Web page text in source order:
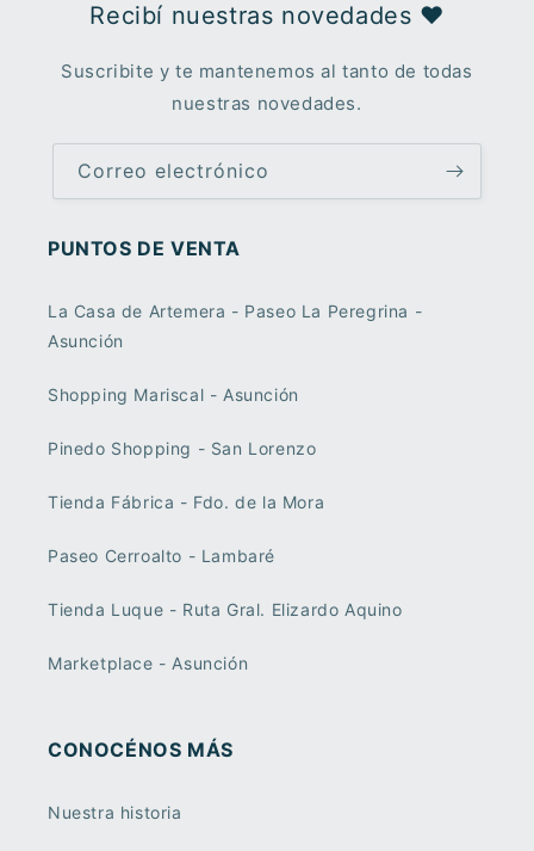
Recibí nuestras novedades ♥︎
Suscribite y te mantenemos al tanto de todas
nuestras novedades.
Correo electrónico
PUNTOS DE VENTA
La Casa de Artemera - Paseo La Peregrina -
Asunción
Shopping Mariscal - Asunción
Pinedo Shopping - San Lorenzo
Tienda Fábrica - Fdo. de la Mora
Paseo Cerroalto - Lambaré
Tienda Luque - Ruta Gral. Elizardo Aquino
Marketplace - Asunción
CONOCÉNOS MÁS
Nuestra historia